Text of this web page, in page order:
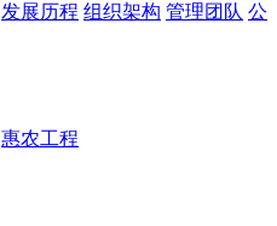
发展历程 组织架构 管理团队 公
惠农工程